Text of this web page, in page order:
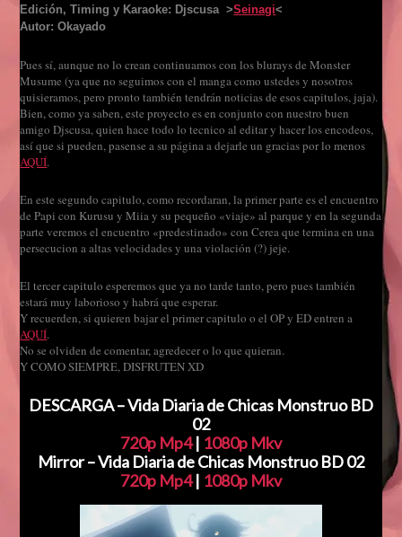
Edición, Timing y Karaoke: Djscusa >Seinagi<
Autor: Okayado
Pues sí, aunque no lo crean continuamos con los blurays de Monster
Musume (ya que no seguimos con el manga como ustedes y nosotros
quisieramos, pero pronto también tendrán noticias de esos capitulos, jaja).
Bien, como ya saben, este proyecto es en conjunto con nuestro buen
amigo Djscusa, quien hace todo lo tecnico al editar y hacer los encodeos,
así que si pueden, pasense a su página a dejarle un gracias por lo menos
AQUÍ.
En este segundo capitulo, como recordaran, la primer parte es el encuentro
de Papi con Kurusu y Miia y su pequeño «viaje» al parque y en la segunda
parte veremos el encuentro «predestinado» con Cerea que termina en una
persecucion a altas velocidades y una violación (?) jeje.
El tercer capitulo esperemos que ya no tarde tanto, pero pues también
estará muy laborioso y habrá que esperar.
Y recuerden, si quieren bajar el primer capitulo o el OP y ED entren a
AQUÍ.
No se olviden de comentar, agredecer o lo que quieran.
Y COMO SIEMPRE, DISFRUTEN XD
DESCARGA – Vida Diaria de Chicas Monstruo BD
02
720p Mp4| 1080p Mkv
Mirror – Vida Diaria de Chicas Monstruo BD 02
720p Mp4| 1080p Mkv